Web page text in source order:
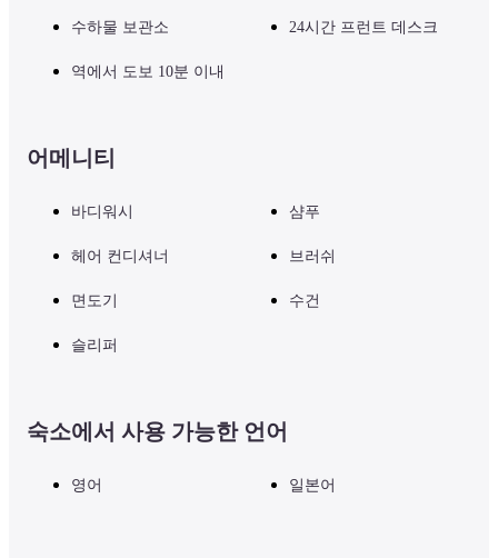
수하물 보관소 24시간 프런트 데스크
역에서 도보 10분 이내
어메니티
바디워시 샴푸
헤어 컨디셔너 브러쉬
면도기 수건
슬리퍼
숙소에서 사용 가능한 언어
영어 일본어